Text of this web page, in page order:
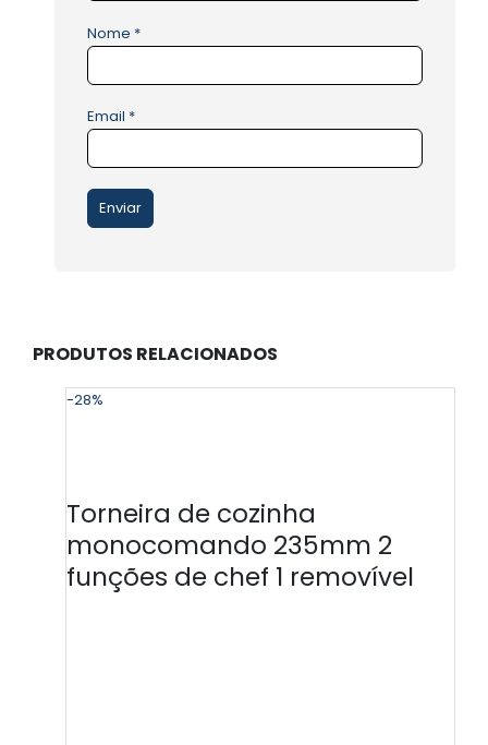
Nome *
Email *
PRODUTOS RELACIONADOS
-28%
Torneira de cozinha
monocomando 235mm 2
funções de chef 1 removível